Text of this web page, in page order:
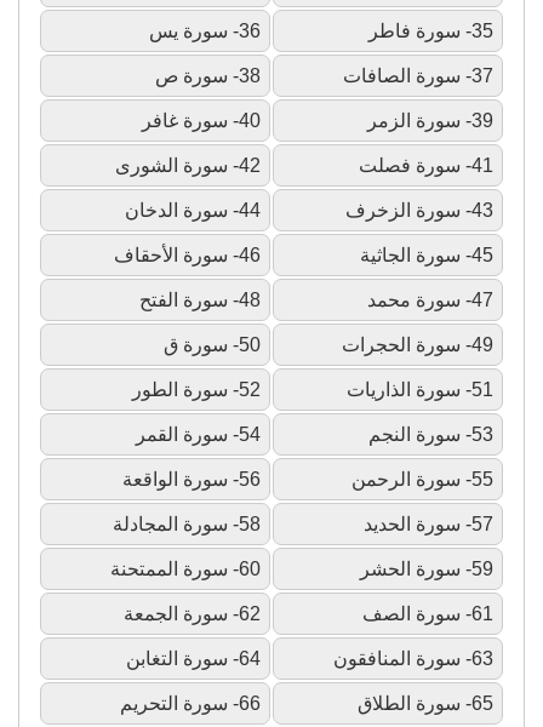
35- سورة فاطر 36- سورة يس
37- سورة الصافات 38- سورة ص
39- سورة الزمر 40- سورة غافر
41- سورة فصلت 42- سورة الشورى
43- سورة الزخرف 44- سورة الدخان
45- سورة الجاثية 46- سورة الأحقاف
47- سورة محمد 48- سورة الفتح
49- سورة الحجرات 50- سورة ق
51- سورة الذاريات 52- سورة الطور
53- سورة النجم 54- سورة القمر
55- سورة الرحمن 56- سورة الواقعة
57- سورة الحديد 58- سورة المجادلة
59- سورة الحشر 60- سورة الممتحنة
61- سورة الصف 62- سورة الجمعة
63- سورة المنافقون 64- سورة التغابن
65- سورة الطلاق 66- سورة التحريم